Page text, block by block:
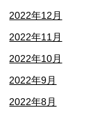
2022年12月
2022年11月
2022年10月
2022年9月
2022年8月